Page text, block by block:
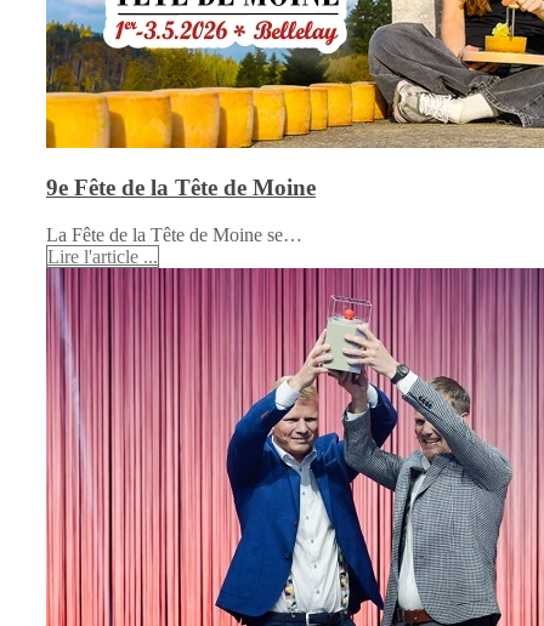
9e Fête de la Tête de Moine
La Fête de la Tête de Moine se…
Lire l'article ...